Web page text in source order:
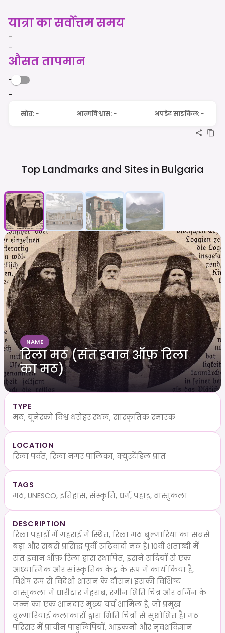
यात्रा का सर्वोत्तम समय
-
-
औसत तापमान
-
-
स्रोत:- आत्मविश्वास: - अपडेट साइकिल:-
Top Landmarks and Sites in Bulgaria
NAME
रिला मठ (संत इवान ऑफ़ रिला
का मठ)
TYPE
मठ, यूनेस्को विश्व धरोहर स्थल, सांस्कृतिक स्मारक
LOCATION
रिला पर्वत, रिला नगर पालिका, क्युस्टेंडिल प्रांत
TAGS
मठ, UNESCO, इतिहास, संस्कृति, धर्म, पहाड़, वास्तुकला
DESCRIPTION
रिला पहाड़ों में गहराई में स्थित, रिला मठ बुल्गारिया का सबसे
बड़ा और सबसे प्रसिद्ध पूर्वी रूढ़िवादी मठ है। 10वीं शताब्दी में
संत इवान ऑफ़ रिला द्वारा स्थापित, इसने सदियों से एक
आध्यात्मिक और सांस्कृतिक केंद्र के रूप में कार्य किया है,
विशेष रूप से विदेशी शासन के दौरान। इसकी विशिष्ट
वास्तुकला में धारीदार मेहराब, रंगीन भित्ति चित्र और वर्जिन के
जन्म का एक शानदार मुख्य चर्च शामिल है, जो प्रमुख
बुल्गारियाई कलाकारों द्वारा भित्ति चित्रों से सुशोभित है। मठ
परिसर में प्राचीन पांडुलिपियों, आइकनों और नृवंशविज्ञान